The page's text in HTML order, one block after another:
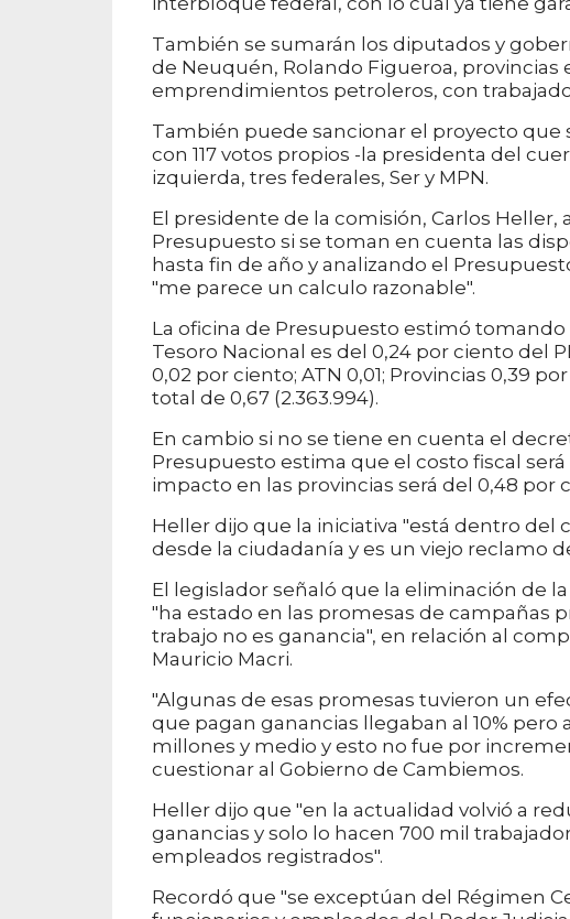
También se sumarán los diputados y
de Neuquén, Rolando Figueroa,
emprendimientos petroleros, con
También puede sancionar el proyecto que
con 117 votos propios -la presidenta del
izquierda, tres federales, Ser y MPN.
El presidente de la comisión, Carlos
Presupuesto si se toman en cuenta las
hasta fin de año y analizando el
"me parece un calculo razonable".
La oficina de Presupuesto estimó
Tesoro Nacional es del 0,24 por ciento del
0,02 por ciento; ATN 0,01; Provincias 0,39
total de 0,67 (2.363.994).
En cambio si no se tiene en cuenta el
Presupuesto estima que el costo fiscal será
impacto en las provincias será del 0,48 por
Heller dijo que la iniciativa "está dentro
desde la ciudadanía y es un viejo reclamo
El legislador señaló que la eliminación de
"ha estado en las promesas de campañas
trabajo no es ganancia", en relación al
Mauricio Macri.
"Algunas de esas promesas tuvieron un
que pagan ganancias llegaban al 10% pero
millones y medio y esto no fue por
cuestionar al Gobierno de Cambiemos.
Heller dijo que "en la actualidad volvió a
ganancias y solo lo hacen 700 mil
empleados registrados".
Recordó que "se exceptúan del Régimen